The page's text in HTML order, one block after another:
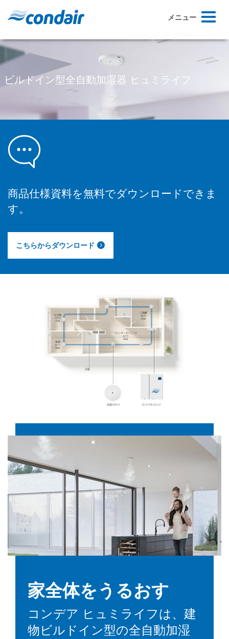
Toggle
メニュー
ビルドイン型全自動加湿器 ヒュミライフ
商品仕様資料を無料でダウンロードできま
す。
こちらからダウンロード
家全体をうるおす
コンデア ヒュミライフは、建
物ビルドイン型の全自動加湿